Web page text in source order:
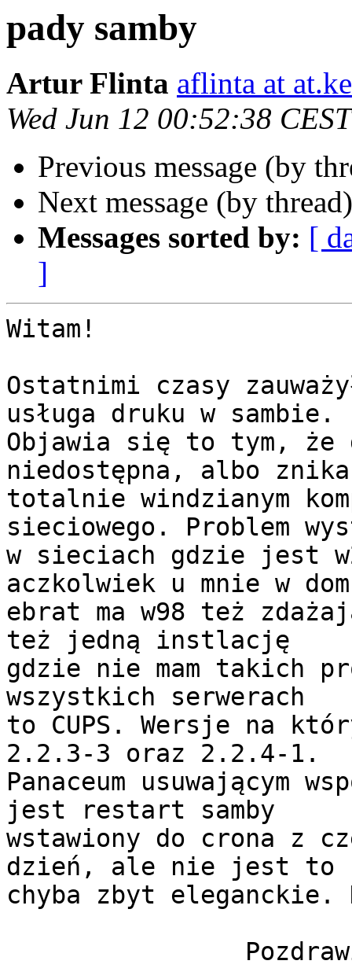
pady samby
Artur Flinta aflinta at
Wed Jun 12 00:52:38
Previous message (by
Next message (by
Messages sorted by: [
]
Witam!
Ostatnimi czasy
usługa druku w sambie.
Objawia się to tym, że
niedostępna, albo znika
totalnie windzianym
sieciowego. Problem
w sieciach gdzie jest
aczkolwiek u mnie w
ebrat ma w98 też
też jedną instlację
gdzie nie mam takich
wszystkich serwerach
to CUPS. Wersje na
2.2.3-3 oraz 2.2.4-1.
Panaceum usuwającym
jest restart samby
wstawiony do crona z
dzień, ale nie jest to
chyba zbyt eleganckie.